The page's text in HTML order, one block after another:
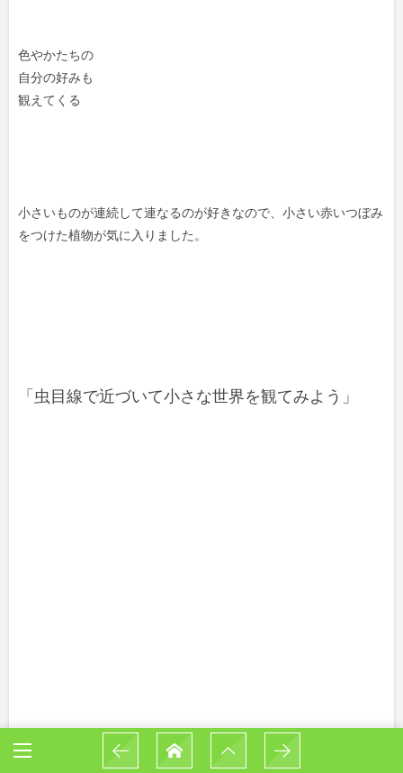
色やかたちの
自分の好みも
観えてくる
小さいものが連続して連なるのが好きなので、小さい赤いつぼみ
をつけた植物が気に入りました。
「虫目線で近づいて小さな世界を観てみよう」